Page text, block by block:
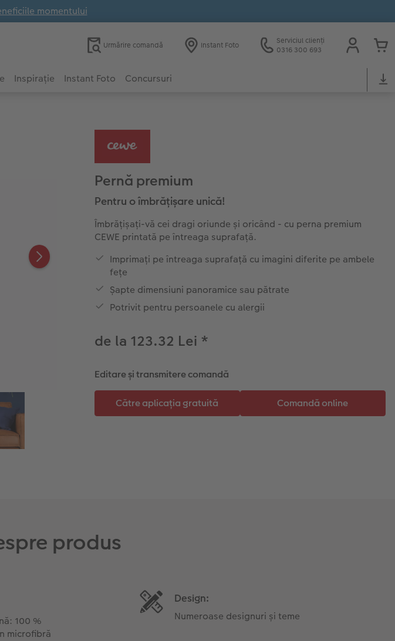
momentului
Urmărire comandă Instant Foto
Serviciul clienți
0316 300 693
Inspirație Instant Foto Concursuri
Pernă premium
Pentru o îmbrățișare unică!
Îmbrățișați-vă cei dragi oriunde și oricând - cu perna premium
CEWE printată pe întreaga suprafață.
Imprimați pe întreaga suprafață cu imagini diferite pe ambele
fețe
Șapte dimensiuni panoramice sau pătrate
Potrivit pentru persoanele cu alergii
de la 123.32 Lei *
Editare și transmitere comandă
produs
100 %
microfibră
Design:
Numeroase designuri și teme